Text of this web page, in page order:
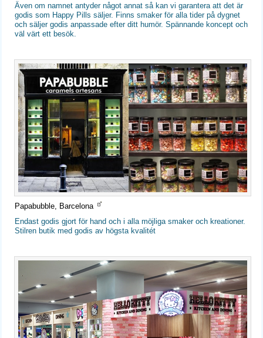
Även om namnet antyder något annat så kan vi garantera att det är
godis som Happy Pills säljer. Finns smaker för alla tider på dygnet
och säljer godis anpassade efter ditt humör. Spännande koncept och
väl värt ett besök.
Papabubble, Barcelona
Endast godis gjort för hand och i alla möjliga smaker och kreationer.
Stilren butik med godis av högsta kvalitét